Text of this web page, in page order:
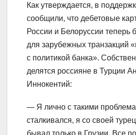
Как утверждается, в
сообщили, что дебетовые
России и Белоруссии теперь
для зарубежных транзакций
с политикой банка».
делятся россияне в Турции
Иннокентий:
— Я лично с такими
сталкивался, я со своей
бывал только в Грузии. Все